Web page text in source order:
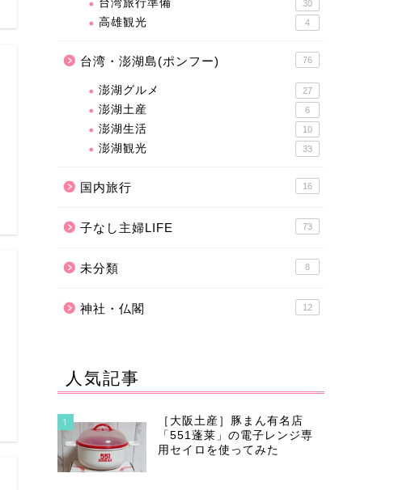
台湾旅行準備 30
高雄観光 4
台湾・澎湖島(ポンフー) 76
澎湖グルメ 27
澎湖土産 6
澎湖生活 10
澎湖観光 33
国内旅行 16
子なし主婦LIFE 73
未分類 8
神社・仏閣 12
人気記事
1
［大阪土産］豚まん有名店
「551蓬莱」の電子レンジ専
用セイロを使ってみた